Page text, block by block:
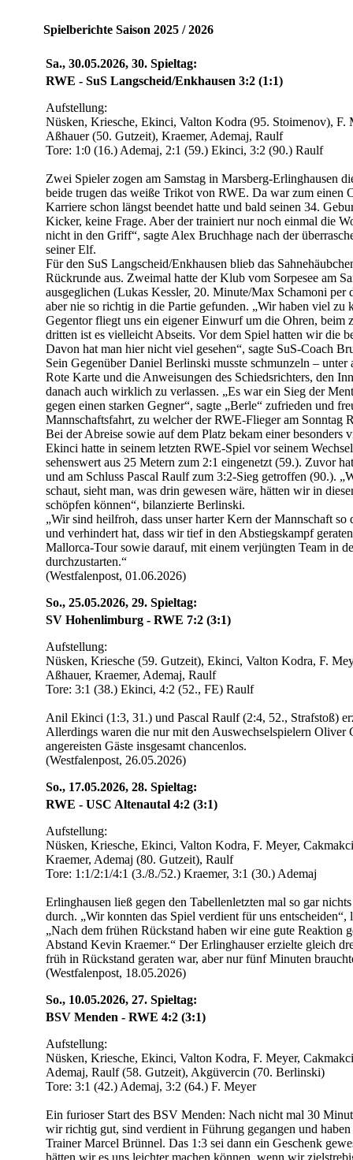
Spielberichte Saison 2025 / 2026
Sa., 30.05.2026, 30. Spieltag:
RWE - SuS Langscheid/Enkhausen 3:2 (1:1)
Aufstellung:
Nüsken, Kriesche, Ekinci, Valton Kodra (95. Stoimenov), F.
Aßhauer (50. Gutzeit), Kraemer, Ademaj, Raulf
Tore: 1:0 (16.) Ademaj, 2:1 (59.) Ekinci, 3:2 (90.) Raulf
Zwei Spieler zogen am Samstag in Marsberg-Erlinghausen
beide trugen das weiße Trikot von RWE. Da war zum einen
Karriere schon längst beendet hatte und bald seinen 34.
Kicker, keine Frage. Aber der trainiert nur noch einmal die
nicht in den Griff“, sagte Alex Bruchhage nach der
seiner Elf.
Für den SuS Langscheid/Enkhausen blieb das
Rückrunde aus. Zweimal hatte der Klub vom Sorpesee am
ausgeglichen (Lukas Kessler, 20. Minute/Max Schamoni per
aber nie so richtig in die Partie gefunden. „Wir haben viel zu
Gegentor fliegt uns ein eigener Einwurf um die Ohren, beim
dritten ist es vielleicht Abseits. Vor dem Spiel hatten wir die
Davon hat man hier nicht viel gesehen“, sagte SuS-Coach
Sein Gegenüber Daniel Berlinski musste schmunzeln – unter
Rote Karte und die Anweisungen des Schiedsrichters, den
danach auch wirklich zu verlassen. „Es war ein Sieg der
gegen einen starken Gegner“, sagte „Berle“ zufrieden und
Mannschaftsfahrt, zu welcher der RWE-Flieger am Sonntag
Bei der Abreise sowie auf dem Platz bekam einer
Ekinci hatte in seinem letzten RWE-Spiel vor seinem
sehenswert aus 25 Metern zum 2:1 eingenetzt (59.). Zuvor
und am Schluss Pascal Raulf zum 3:2-Sieg getroffen (90.).
schaut, sieht man, was drin gewesen wäre, hätten wir in
schöpfen können“, bilanzierte Berlinski.
„Wir sind heilfroh, dass unser harter Kern der Mannschaft so
und verhindert hat, dass wir tief in den Abstiegskampf
Mallorca-Tour sowie darauf, mit einem verjüngten Team in
durchzustarten.“
(Westfalenpost, 01.06.2026)
So., 25.05.2026, 29. Spieltag:
SV Hohenlimburg - RWE 7:2 (3:1)
Aufstellung:
Nüsken, Kriesche (59. Gutzeit), Ekinci, Valton Kodra, F.
Aßhauer, Kraemer, Ademaj, Raulf
Tore: 3:1 (38.) Ekinci, 4:2 (52., FE) Raulf
Anil Ekinci (1:3, 31.) und Pascal Raulf (2:4, 52., Strafstoß)
Allerdings waren die nur mit den Auswechselspielern
angereisten Gäste insgesamt chancenlos.
(Westfalenpost, 26.05.2026)
So., 17.05.2026, 28. Spieltag:
RWE - USC Altenautal 4:2 (3:1)
Aufstellung:
Nüsken, Kriesche, Ekinci, Valton Kodra, F. Meyer,
Kraemer, Ademaj (80. Gutzeit), Raulf
Tore: 1:1/2:1/4:1 (3./8./52.) Kraemer, 3:1 (30.) Ademaj
Erlinghausen ließ gegen den Tabellenletzten mal so gar
durch. „Wir konnten das Spiel verdient für uns
„Nach dem frühen Rückstand haben wir eine gute Reaktion
Abstand Kevin Kraemer.“ Der Erlinghauser erzielte gleich
früh in Rückstand geraten war, aber nur fünf Minuten
(Westfalenpost, 18.05.2026)
So., 10.05.2026, 27. Spieltag:
BSV Menden - RWE 4:2 (3:1)
Aufstellung:
Nüsken, Kriesche, Ekinci, Valton Kodra, F. Meyer,
Ademaj, Raulf (58. Gutzeit), Akgüvercin (70. Berlinski)
Tore: 3:1 (42.) Ademaj, 3:2 (64.) F. Meyer
Ein furioser Start des BSV Menden: Nach nicht mal 30
wir richtig gut, sind verdient in Führung gegangen und
Trainer Marcel Brünnel. Das 1:3 sei dann ein Geschenk
hätten wir es uns leichter machen können, wenn wir